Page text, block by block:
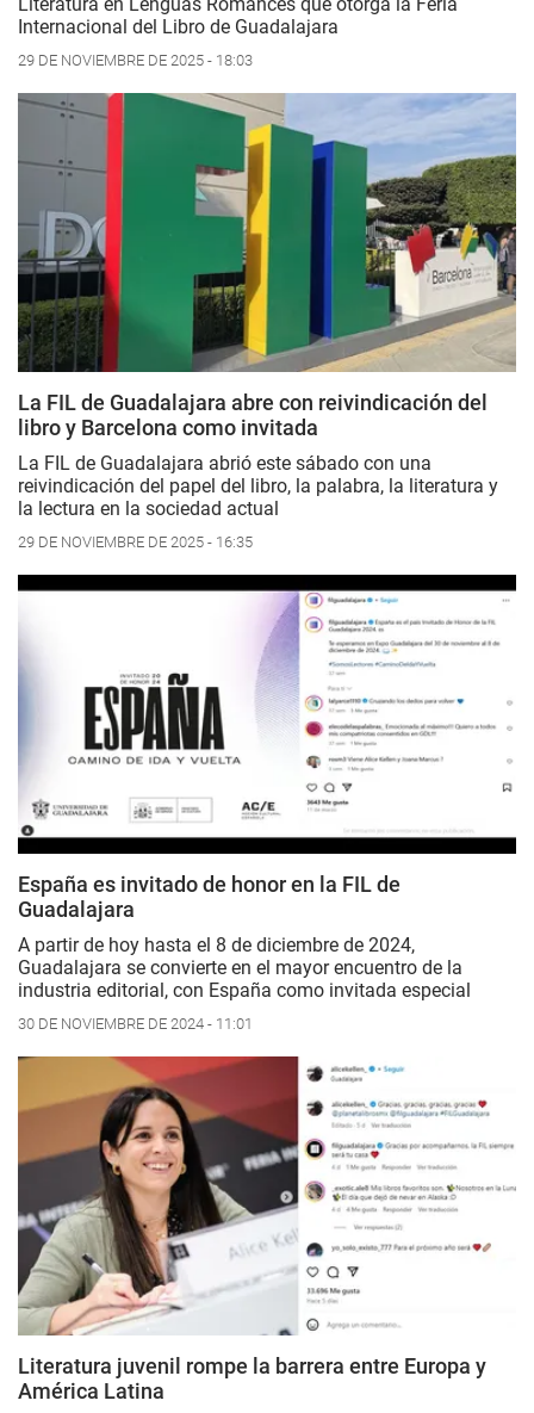
Internacional del Libro de Guadalajara
29 DE NOVIEMBRE DE 2025 - 18:03
La FIL de Guadalajara abre con reivindicación del
libro y Barcelona como invitada
La FIL de Guadalajara abrió este sábado con una
reivindicación del papel del libro, la palabra, la literatura y
la lectura en la sociedad actual
29 DE NOVIEMBRE DE 2025 - 16:35
España es invitado de honor en la FIL de
Guadalajara
A partir de hoy hasta el 8 de diciembre de 2024,
Guadalajara se convierte en el mayor encuentro de la
industria editorial, con España como invitada especial
30 DE NOVIEMBRE DE 2024 - 11:01
Literatura juvenil rompe la barrera entre Europa y
América Latina